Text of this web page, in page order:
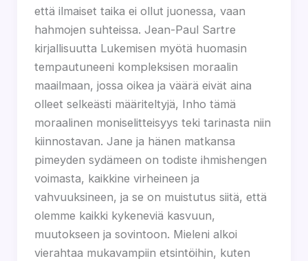
että ilmaiset taika ei ollut juonessa, vaan
hahmojen suhteissa. Jean-Paul Sartre
kirjallisuutta Lukemisen myötä huomasin
tempautuneeni kompleksisen moraalin
maailmaan, jossa oikea ja väärä eivät aina
olleet selkeästi määriteltyjä, Inho tämä
moraalinen moniselitteisyys teki tarinasta niin
kiinnostavan. Jane ja hänen matkansa
pimeyden sydämeen on todiste ihmishengen
voimasta, kaikkine virheineen ja
vahvuuksineen, ja se on muistutus siitä, että
olemme kaikki kykeneviä kasvuun,
muutokseen ja sovintoon. Mieleni alkoi
vierahtaa mukavampiin etsintöihin, kuten